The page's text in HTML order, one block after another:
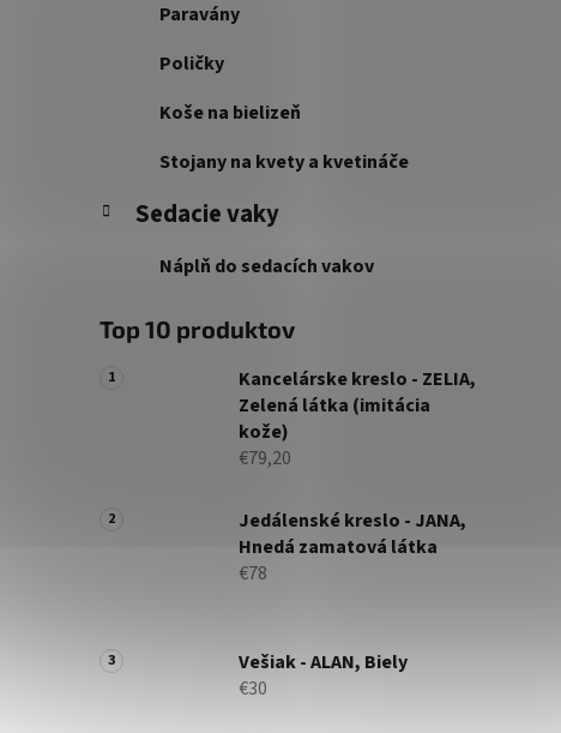
Paravány
Poličky
Koše na bielizeň
Stojany na kvety a kvetináče
Sedacie vaky
Náplň do sedacích vakov
Top 10 produktov
Kancelárske kreslo - ZELIA,
Zelená látka (imitácia
kože)
€79,20
Jedálenské kreslo - JANA,
Hnedá zamatová látka
€78
Vešiak - ALAN, Biely
€30